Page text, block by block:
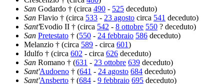
San Godardo † (circa 490 - 525 deceduto)
San Flavio † (circa 533 - 23 agosto circa 541 deceduto)
Sant'Evodio II † (circa 542 - 8 ottobre 550 ? deceduto)
San Pretestato † (550 - 24 febbraio 586 deceduto)
Melanzio † (circa 589 - circa 601)
Idulfo † (circa 602 - circa 626 deceduto)
San Romano † (631 - 23 ottobre 639 deceduto)
Sant'Audoeno † (641 - 24 agosto 684 deceduto)
Sant'Ansberto † (684 - 9 febbraio 695 deceduto)